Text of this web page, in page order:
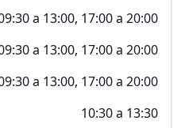
a 13:00, 17:00 a 20:00
a 13:00, 17:00 a 20:00
a 13:00, 17:00 a 20:00
10:30 a 13:30